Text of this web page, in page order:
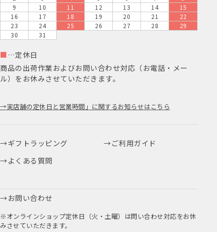
9
10 11 12 13 14
15
16
17 18 19 20 21
22
23
24 25 26 27 28
29
30
31
■ …定休日
商品の出荷作業およびお問い合わせ対応（お電話・メー
ル）をお休みさせていただきます。
実店舗の定休日と営業時間」に関するお知らせはこちら
ギフトラッピング
ご利用ガイド
よくある質問
お問い合わせ
※オンラインショップ定休日（火・土曜）は問い合わせ対応をお休
みさせていただきます。